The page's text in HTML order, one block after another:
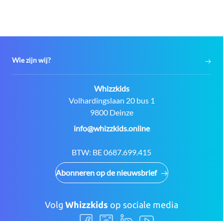
Wie zijn wij?
Contact:
Whizzkids
Adres:
Volhardingslaan 20 bus 1
9800 Deinze
E-
info@whizzkids.online
BTW: BE 0687.699.415
Abonneren op de nieuwsbrief
Volg Whizzkids op sociale media
Volg
Volg
Volg Volg